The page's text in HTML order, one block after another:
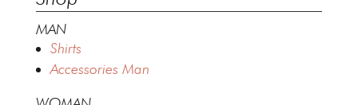
MAN
Shirts
Accessories Man